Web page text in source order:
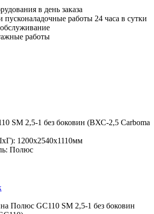
в день заказа
работы 24 часа в сутки
работы
SM 2,5-1 без боковин (ВХС-2,5 Carboma
1200x2540x1110мм
Полюс
Полюс GC110 SM 2,5-1 без боковин